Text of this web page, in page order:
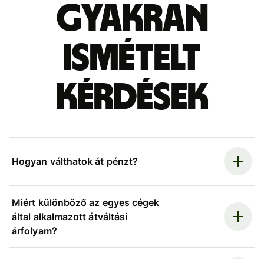
Gyakran
ismételt
kérdések
Hogyan válthatok át pénzt?
Miért különböző az egyes cégek
által alkalmazott átváltási
árfolyam?